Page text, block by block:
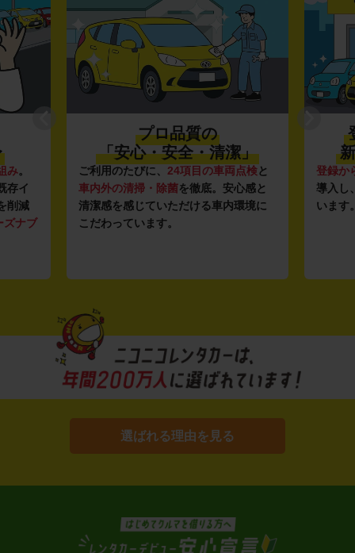
み。
存イ
削減
ズナブ
プロ品質の
「安心・安全・清潔」
ご利用のたびに、 24項目の車両点検と
車内外の清掃・除菌を徹底。安心感と
清潔感を感じていただける車内環境に
こだわっています。
登録か
導入し
います
選ばれる理由を見る